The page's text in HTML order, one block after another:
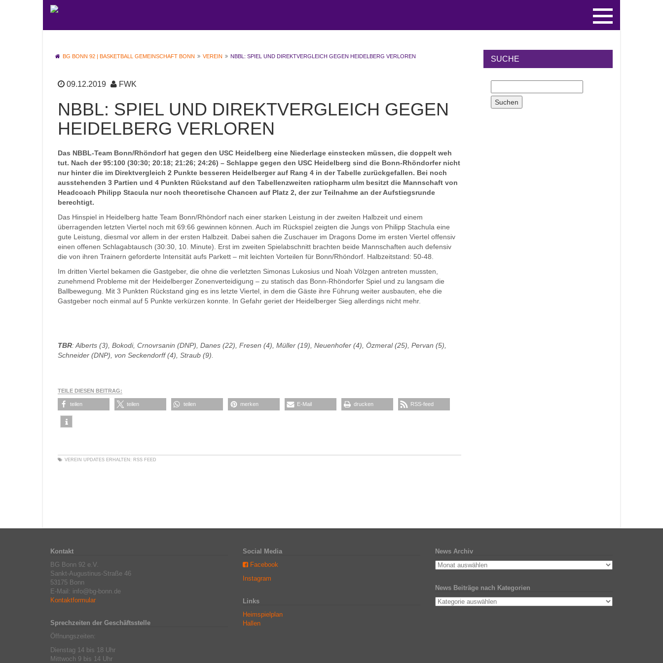
BG BONN 92 | BASKETBALL GEMEINSCHAFT BONN VEREIN NBBL: SPIEL UND DIREKTVERGLEICH GEGEN HEIDELBERG VERLOREN
09.12.2019 FWK
NBBL: SPIEL UND DIREKTVERGLEICH GEGEN
HEIDELBERG VERLOREN
Das NBBL-Team Bonn/Rhöndorf hat gegen den USC Heidelberg eine Niederlage einstecken müssen, die doppelt weh
tut. Nach der 95:100 (30:30; 20:18; 21:26; 24:26) – Schlappe gegen den USC Heidelberg sind die Bonn-Rhöndorfer nicht
nur hinter die im Direktvergleich 2 Punkte besseren Heidelberger auf Rang 4 in der Tabelle zurückgefallen. Bei noch
ausstehenden 3 Partien und 4 Punkten Rückstand auf den Tabellenzweiten ratiopharm ulm besitzt die Mannschaft von
Headcoach Philipp Stacula nur noch theoretische Chancen auf Platz 2, der zur Teilnahme an der Aufstiegsrunde
berechtigt.
Das Hinspiel in Heidelberg hatte Team Bonn/Rhöndorf nach einer starken Leistung in der zweiten Halbzeit und einem
überragenden letzten Viertel noch mit 69:66 gewinnen können. Auch im Rückspiel zeigten die Jungs von Philipp Stachula eine
gute Leistung, diesmal vor allem in der ersten Halbzeit. Dabei sahen die Zuschauer im Dragons Dome im ersten Viertel offensiv
einen offenen Schlagabtausch (30:30, 10. Minute). Erst im zweiten Spielabschnitt brachten beide Mannschaften auch defensiv
die von ihren Trainern geforderte Intensität aufs Parkett – mit leichten Vorteilen für Bonn/Rhöndorf. Halbzeitstand: 50-48.
Im dritten Viertel bekamen die Gastgeber, die ohne die verletzten Simonas Lukosius und Noah Völzgen antreten mussten,
zunehmend Probleme mit der Heidelberger Zonenverteidigung – zu statisch das Bonn-Rhöndorfer Spiel und zu langsam die
Ballbewegung. Mit 3 Punkten Rückstand ging es ins letzte Viertel, in dem die Gäste ihre Führung weiter ausbauten, ehe die
Gastgeber noch einmal auf 5 Punkte verkürzen konnte. In Gefahr geriet der Heidelberger Sieg allerdings nicht mehr.
TBR: Alberts (3), Bokodi, Crnovrsanin (DNP), Danes (22), Fresen (4), Müller (19), Neuenhofer (4), Özmeral (25), Pervan (5),
Schneider (DNP), von Seckendorff (4), Straub (9).
TEILE DIESEN BEITRAG:
teilen teilen teilen merken E-Mail drucken RSS-feed
VEREIN UPDATES ERHALTEN: RSS FEED
SUCHE
Kontakt
BG Bonn 92 e.V.
Sankt-Augustinus-Straße 46
53175 Bonn
E-Mail: info@bg-bonn.de
Kontaktformular
Sprechzeiten der Geschäftsstelle
Öffnungszeiten:
Dienstag 14 bis 18 Uhr
Mittwoch 9 bis 14 Uhr
Social Media
Facebook
Instagram
Links
Heimspielplan
Hallen
News Archiv
News Beiträge nach Kategorien